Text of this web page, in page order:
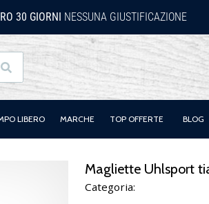
30 GIORNI NESSUNA GIUSTIFICAZIONE
LIBERO MARCHE TOP OFFERTE BLOG
Magliette Uhlsport
Categoria: